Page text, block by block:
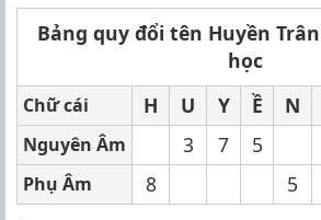
Bảng quy đổi tên Huyền
học
Chữ cái H U Y Ề N
Nguyên Âm 3 7 5
Phụ Âm 8 5